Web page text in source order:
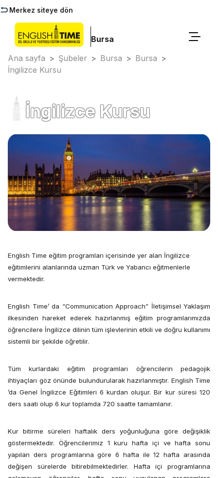
Merkez siteye dön
Bursa
Ana sayfa > Şubeler > Bursa > Bursa >
İngilizce Kursu
İngilizce Kursu
English Time eğitim programları içerisinde yer alan İngilizce
eğitimlerini alanlarında uzman Türk ve Yabancı eğitmenlerle
vermektedir.
English Time’ da “Communication Approach” İletişimsel Yaklaşım
ilkesinden hareket ederek hazırlanmış eğitim programlarımızda
öğrencilere İngilizce dilinin tüm işlevlerinin etkili ve doğru kullanımı
sistemli bir şekilde öğretilir.
Tüm kurlardaki eğitim programları öğrencilerin pedagojik
ihtiyaçları göz önünde bulundurularak hazırlanmıştır. English Time
’da Genel İngilizce Eğitimleri 6 kurdan oluşur. Bir kur süresi 120
ders saati olup 6 kur toplamda 720 saatte tamamlanır.
Kur bitirme süreleri haftalık ders yoğunluğuna göre değişiklik
göstermektedir. Öğrencilerimiz 1 kuru hafta içi ve hafta sonu
yapılan ders programlarına göre 6 hafta ile 12 hafta arasında
değişen sürelerde bitirebilmektedirler. Hafta içi programlarına